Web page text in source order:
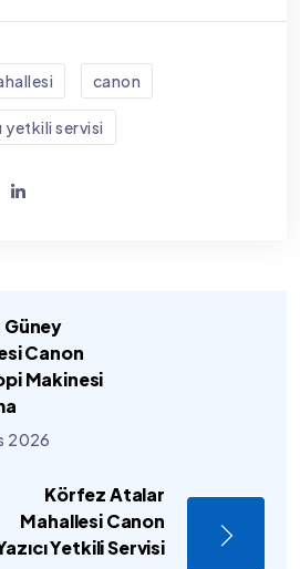
canon
yetkili servisi
Canon
Makinesi
2026
Körfez Atalar
Mahallesi Canon
Yetkili Servisi